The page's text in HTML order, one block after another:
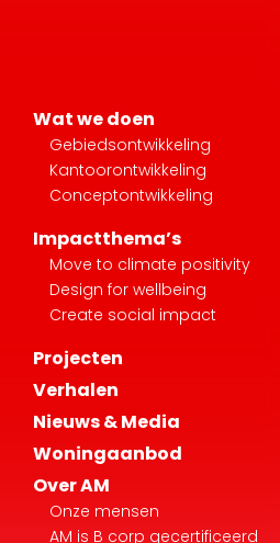
Conceptontwikkeling
Impactthema’s
Move to climate positivity
Design for wellbeing
Create social impact
Projecten
Verhalen
Woningaanbod
Onze mensen
AM is B corp gecertificeerd
Werken bij AM
Adres